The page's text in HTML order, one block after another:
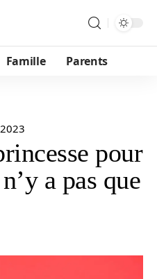
Famille Parents
pour
a pas que